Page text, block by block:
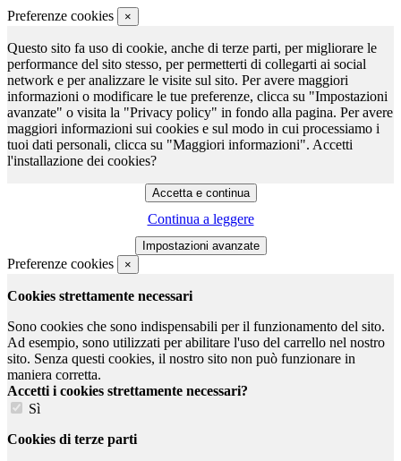
Preferenze cookies ×
Questo sito fa uso di cookie, anche di terze parti, per migliorare le
performance del sito stesso, per permetterti di collegarti ai social
network e per analizzare le visite sul sito. Per avere maggiori
informazioni o modificare le tue preferenze, clicca su "Impostazioni
avanzate" o visita la "Privacy policy" in fondo alla pagina. Per avere
maggiori informazioni sui cookies e sul modo in cui processiamo i
tuoi dati personali, clicca su "Maggiori informazioni". Accetti
l'installazione dei cookies?
Continua a leggere
Preferenze cookies ×
Cookies strettamente necessari
Sono cookies che sono indispensabili per il funzionamento del sito.
Ad esempio, sono utilizzati per abilitare l'uso del carrello nel nostro
sito. Senza questi cookies, il nostro sito non può funzionare in
maniera corretta.
Accetti i cookies strettamente necessari?
Sì
Cookies di terze parti